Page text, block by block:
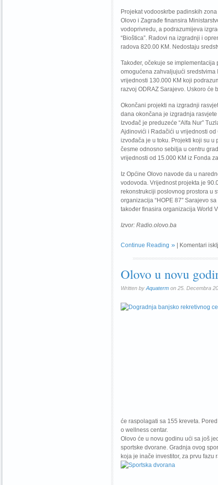
Projekat vodooskrbe padinskih
Olovo i Zagrađe finansira
vodoprivredu, a podrazumijeva
“Bioštica”. Radovi na izgradnji i
radova 820.00 KM. Nedostaju
Također, očekuje se
omogućena zahvaljujući sredstvima
vrijednosti 130.000 KM koji
razvoj ODRAZ Sarajevo. Uskoro će
Okončani projekti na izgradnji
dana okončana je izgradnja
Izvođač je preduzeće “Alfa Nur”
Ajdinovići i Radačići u vrijednosti
izvođača je u toku. Projekti koji su u
česme odnosno sebilja u centru
vrijednosti od 15.000 KM iz Fonda
Iz Općine Olovo navode da u
vodovoda. Vrijednost projekta je
rekonstrukciji poslovnog prostora u
organizacija “HOPE 87″ Sarajevo
također finasira organizacija World
Izvor: Radio.olovo.ba
Continue Reading Komentari
Olovo u novu
Written by Aquaterm on 25. Decembra
će raspolagati sa 155 kreveta.
o wellness centar.
Olovo će u novu godinu ući sa još
sportske dvorane. Gradnja ovog
koja je inače investitor, za prvu